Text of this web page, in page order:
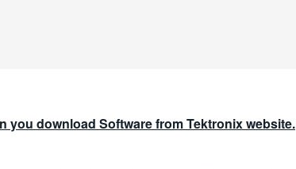
you download Software from Tektronix website.